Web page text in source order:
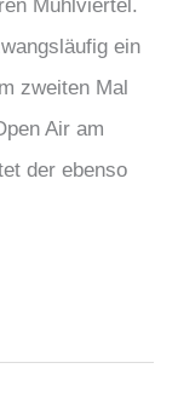
Mühlviertel.
ein
zweiten Mal
Air am
der ebenso